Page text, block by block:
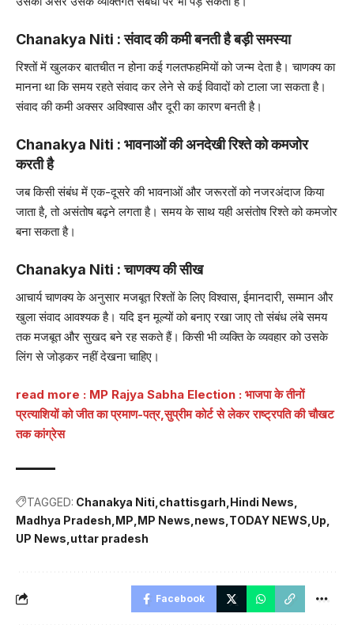
Chanakya Niti : संवाद की कमी बनती है बड़ी समस्या
रिश्तों में खुलकर बातचीत न होना कई गलतफहमियों को जन्म देता है। चाणक्य का
मानना था कि समय रहते संवाद कर लेने से कई विवादों को टाला जा सकता है।
संवाद की कमी अक्सर अविश्वास और दूरी का कारण बनती है।
Chanakya Niti : भावनाओं की अनदेखी रिश्ते को कमजोर
करती है
जब किसी संबंध में एक-दूसरे की भावनाओं और जरूरतों को नजरअंदाज किया
जाता है, तो असंतोष बढ़ने लगता है। समय के साथ यही असंतोष रिश्ते को कमजोर
बना सकता है।
Chanakya Niti : चाणक्य की सीख
आचार्य चाणक्य के अनुसार मजबूत रिश्तों के लिए विश्वास, ईमानदारी, सम्मान और
खुला संवाद आवश्यक है। यदि इन मूल्यों को बनाए रखा जाए तो संबंध लंबे समय
तक मजबूत और सुखद बने रह सकते हैं। किसी भी व्यक्ति के व्यवहार को उसके
लिंग से जोड़कर नहीं देखना चाहिए।
read more : MP Rajya Sabha Election : भाजपा के तीनों
प्रत्याशियों को जीत का प्रमाण-पत्र,सुप्रीम कोर्ट से लेकर राष्ट्रपति की चौखट
तक कांग्रेस
TAGGED: Chanakya Niti chattisgarh Hindi News
Madhya Pradesh MP MP News news TODAY NEWS Up
UP News uttar pradesh
Facebook